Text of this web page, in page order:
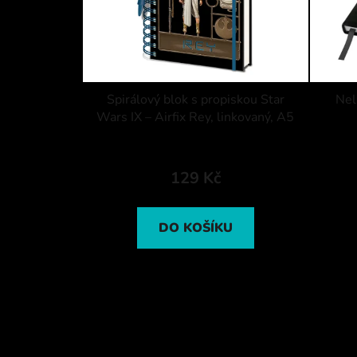
Spirálový blok s propiskou Star
Wars IX – Airfix Rey, linkovaný, A5
129 Kč
DO KOŠÍKU